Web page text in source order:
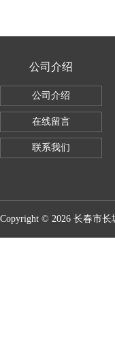
公司介绍
公司介绍
在线留言
联系我们
Copyright © 2026 长春市